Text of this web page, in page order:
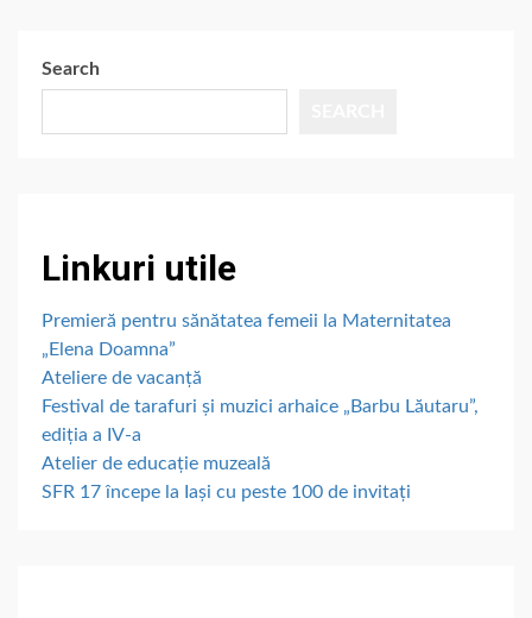
Search
Linkuri utile
Premieră pentru sănătatea femeii la Maternitatea
„Elena Doamna”
Ateliere de vacanță
Festival de tarafuri și muzici arhaice „Barbu Lăutaru”,
ediția a IV-a
Atelier de educație muzeală
SFR 17 începe la Iași cu peste 100 de invitați